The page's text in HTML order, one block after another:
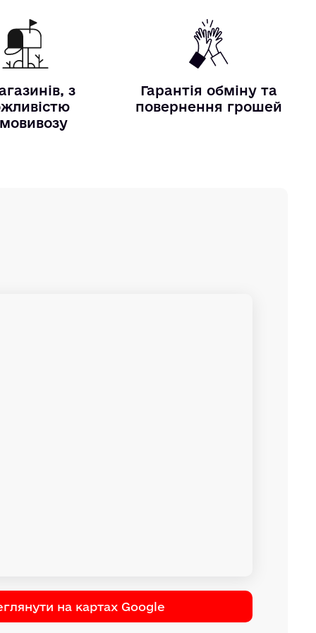
з
Гарантія обміну та
повернення грошей
на картах Google